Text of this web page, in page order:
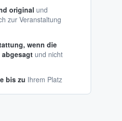
original und
zur Veranstaltung
wenn die
und nicht
bis zu Ihrem Platz